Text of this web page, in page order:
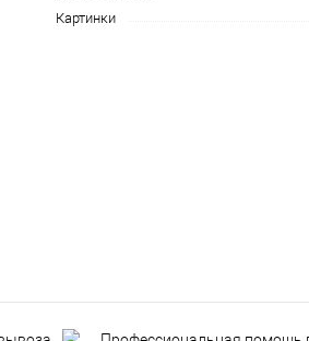
Картинки